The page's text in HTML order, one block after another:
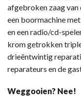
afgebroken zaag van
een boormachine
en een radio/cd-
krom getrokken
drieëntwintig
reparateurs en de
Weggooien? Nee!